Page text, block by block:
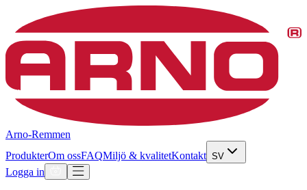
Arno-Remmen
ProdukterOm ossFAQMiljö & kvalitetKontakt SV
Logga in